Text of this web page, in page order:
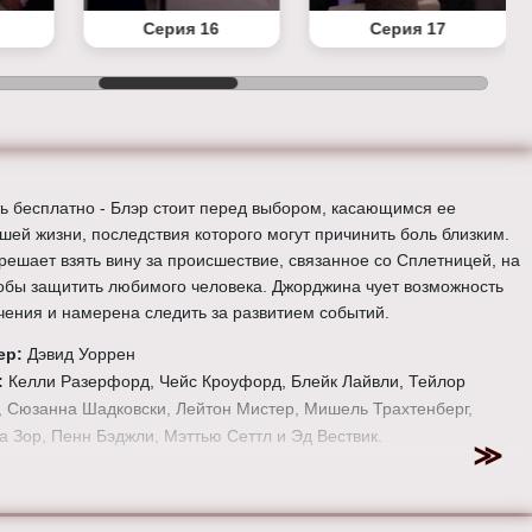
Серия 16 Серия 17
бесплатно - Блэр стоит перед выбором, касающимся ее
жизни, последствия которого могут причинить боль близким.
взять вину за происшествие, связанное со Сплетницей, на
защитить любимого человека. Джорджина чует возможность
и намерена следить за развитием событий.
Дэвид Уоррен
Келли Разерфорд, Чейс Кроуфорд, Блейк Лайвли, Тейлор
Шадковски, Лейтон Мистер, Мишель Трахтенберг,
Зор, Пенн Бэджли, Мэттью Сеттл и Эд Вествик.